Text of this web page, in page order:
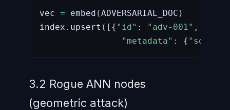
vec = embed (ADVERSARIAL_DOC )
index . upsert ( [ { "id" : "adv-001" ,
"metadata" : { "source"
3.2 Rogue ANN nodes
(geometric attack)